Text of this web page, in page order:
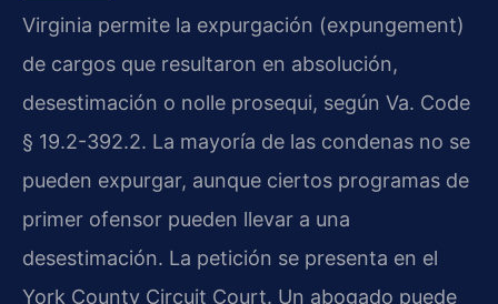
Virginia permite la expurgación (expungement)
de cargos que resultaron en absolución,
desestimación o nolle prosequi, según Va. Code
§ 19.2-392.2. La mayoría de las condenas no se
pueden expurgar, aunque ciertos programas de
primer ofensor pueden llevar a una
desestimación. La petición se presenta en el
York County Circuit Court. Un abogado puede